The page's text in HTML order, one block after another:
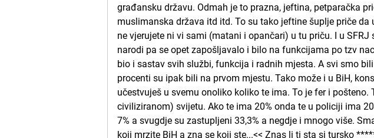
građansku državu. Odmah je to prazna, jeftina, petparačka
muslimanska država itd itd. To su tako jeftine šuplje priče
ne vjerujete ni vi sami (matani i opančari) u tu priču. I u
narodi pa se opet zapošljavalo i bilo na funkcijama po tzv
bio i sastav svih službi, funkcija i radnih mjesta. A svi smo
procenti su ipak bili na prvom mjestu. Tako može i u BiH,
učestvuješ u svemu onoliko koliko te ima. To je fer i
civiliziranom) svijetu. Ako te ima 20% onda te u policiji ima
7% a svugdje su zastupljeni 33,3% a negdje i mnogo više.
koji mrzite BiH a zna se koji ste...<< Znas li ti sta si tursko